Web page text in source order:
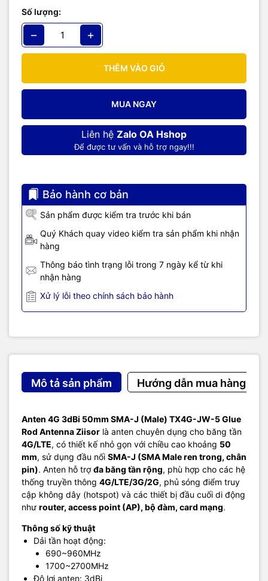
Số lượng:
− +
THÊM VÀO GIỎ
MUA NGAY
Liên hệ Zalo OA Hshop
Để được tư vấn và hỗ trợ ngay!!!
Bảo hành cơ bản
Sản phẩm được kiểm tra trước khi bán
Quý Khách quay video kiểm tra sản phẩm khi nhận
hàng
Thông báo tình trạng lỗi trong 7 ngày kể từ khi
nhận hàng
Xử lý lỗi theo chính sách bảo hành
Mô tả sản phẩm Hướng dẫn mua hàng
Anten 4G 3dBi 50mm SMA-J (Male) TX4G-JW-5 Glue
Rod Antenna Ziisor là anten chuyên dụng cho băng tần
4G/LTE, có thiết kế nhỏ gọn với chiều cao khoảng 50
mm, sử dụng đầu nối SMA-J (SMA Male ren trong, chân
pin). Anten hỗ trợđa băng tần rộng, phù hợp cho các hệ
thống truyền thông 4G/LTE/3G/2G, phủ sóng điểm truy
cập không dây (hotspot) và các thiết bị đầu cuối di động
như router, access point (AP), bộ đàm, card mạng.
Thông số kỹ thuật
Dải tần hoạt động:
690~960MHz
1700~2700MHz
Độ lợi anten: 3dBi